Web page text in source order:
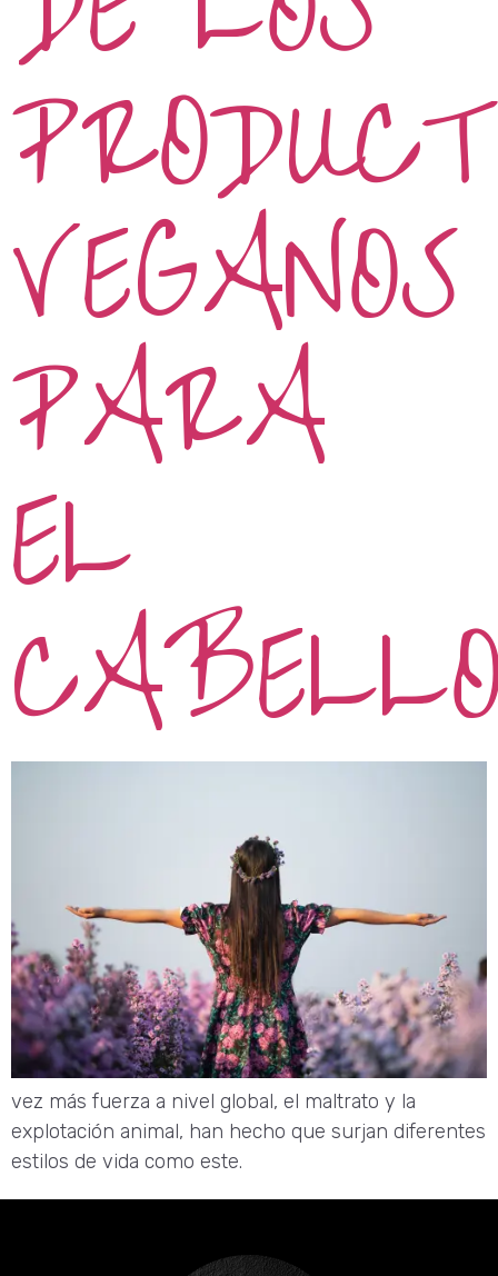
VEGANOS
PARA
EL
vez más fuerza a nivel global, el maltrato y la
explotación animal, han hecho que surjan diferentes
estilos de vida como este.